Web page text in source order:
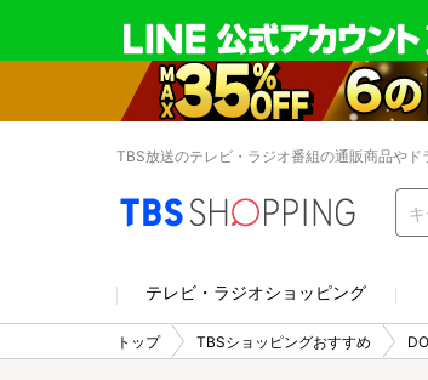
TBS放送のテレビ・ラジオ番組の通販商品や
テレビ・ラジオショッピング
トップ TBSショッピングおすすめ